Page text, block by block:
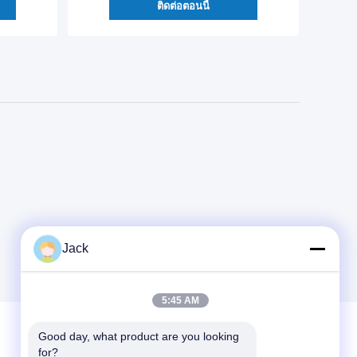
ติดต่อตอนนี้
Jack
5:45 AM
Good day, what product are you looking
for?